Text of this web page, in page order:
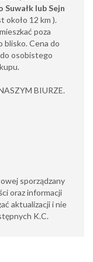
lub Sejn
około 12 km ).
poza
blisko. Cena do
osobistego
BIURZE.
sporządzany
oraz informacji
aktualizacji i nie
K.C.